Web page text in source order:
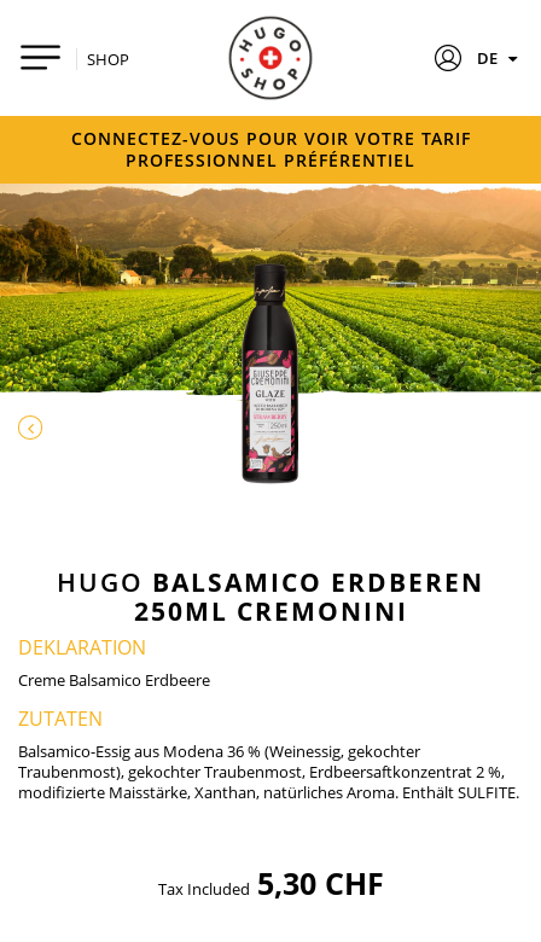
SHOP DE
CONNECTEZ-VOUS POUR VOIR VOTRE TARIF
PROFESSIONNEL PRÉFÉRENTIEL
HUGO BALSAMICO ERDBEREN
250ML CREMONINI
DEKLARATION
Creme Balsamico Erdbeere
ZUTATEN
Balsamico-Essig aus Modena 36 % (Weinessig, gekochter
Traubenmost), gekochter Traubenmost, Erdbeersaftkonzentrat 2 %,
modifizierte Maisstärke, Xanthan, natürliches Aroma. Enthält SULFITE.
Tax Included 5,30 CHF